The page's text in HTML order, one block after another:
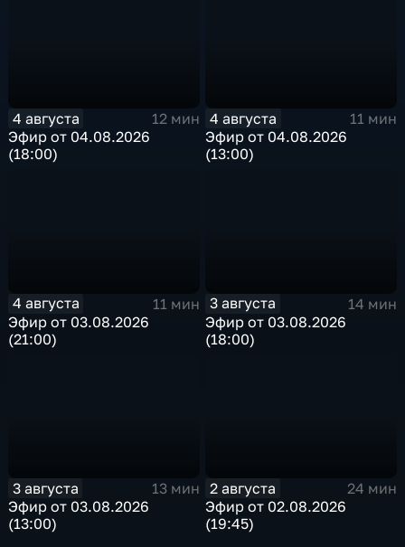
4 августа
12 мин
Эфир от 04.08.2026
(18:00)
4 августа
11 мин
Эфир от 04.08.2026
(13:00)
4 августа
11 мин
Эфир от 03.08.2026
(21:00)
3 августа
14 мин
Эфир от 03.08.2026
(18:00)
3 августа
13 мин
Эфир от 03.08.2026
(13:00)
2 августа
24 мин
Эфир от 02.08.2026
(19:45)